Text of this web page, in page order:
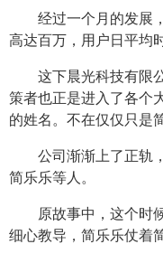
经过一个月的发展
高达百万，用户日平均
这下晨光科技有限
策者也正是进入了各个
的姓名。不在仅仅只是
公司渐渐上了正轨
简乐乐等人。
原故事中，这个时
细心教导，简乐乐仗着